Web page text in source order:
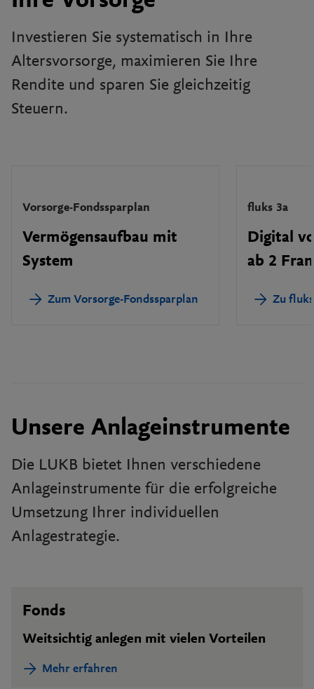
Investieren Sie systematisch in Ihre
Altersvorsorge, maximieren Sie Ihre
Rendite und sparen Sie gleichzeitig
Steuern.
Vorsorge-Fondssparplan
Vermögensaufbau mit
System
Zum Vorsorge-Fondssparplan
fluks 3a
Digital
ab 2
Zu
Unsere Anlageinstrumente
Die LUKB bietet Ihnen verschiedene
Anlageinstrumente für die erfolgreiche
Umsetzung Ihrer individuellen
Anlagestrategie.
Fonds
Weitsichtig anlegen mit vielen Vorteilen
Mehr erfahren